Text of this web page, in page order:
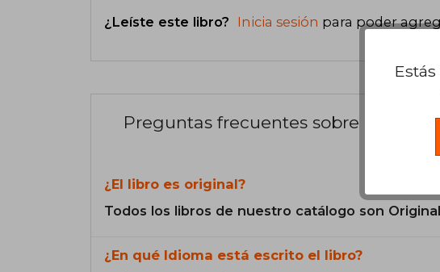
¿Leíste este libro? Inicia sesión para poder
Preguntas frecuentes sobre el libro
¿El libro es original?
Todos los libros de nuestro catálogo son
¿En qué Idioma está escrito el libro?